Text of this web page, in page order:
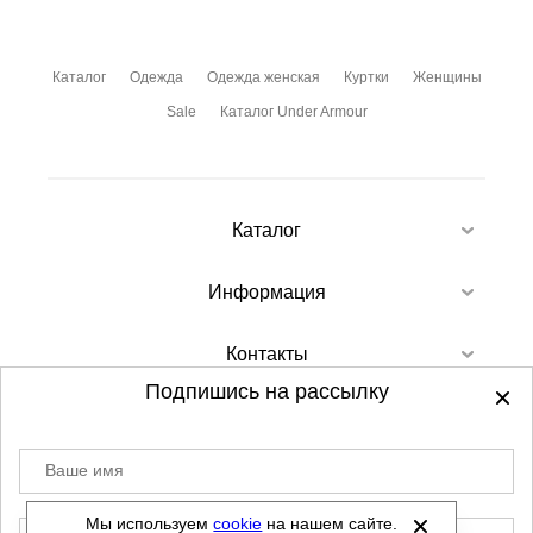
Каталог Одежда Одежда женская Куртки Женщины
Sale Каталог Under Armour
Каталог
Информация
Контакты
©2012-2026 - Sellgroup.ru - все права
защищены.
Мы используемcookie на нашем сайте.
Подпишись на рассылку
Ваше имя